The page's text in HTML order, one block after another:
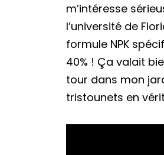
m’intéresse
l’université de
formule NPK
40% ! Ça valait
tour dans mon
tristounets en